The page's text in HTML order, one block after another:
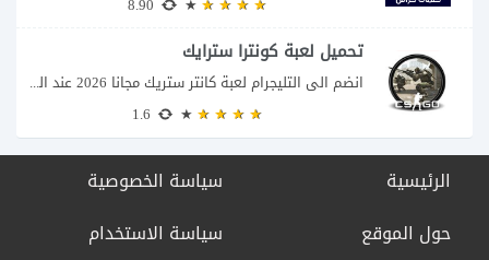
تحميل لعبة كونترا سترايك
انضم الى التليجرام لعبة كانتر ستريك مجانا 2026 عند البحث عن تحميل Counter-Strike للكمبيوتر...
الرئيسية
حول الموقع
سياسة الخصوصية
سياسة الاستخدام